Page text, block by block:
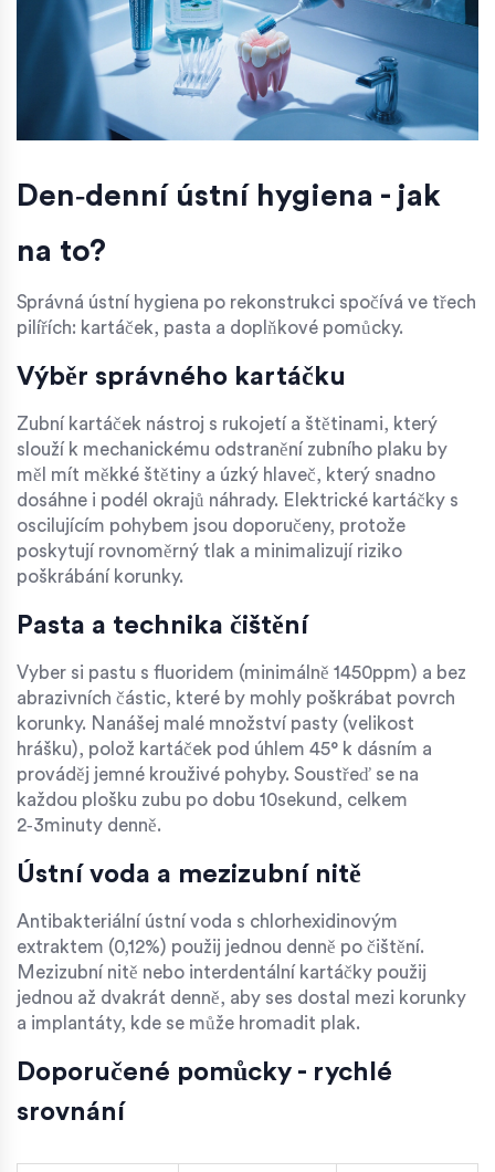
Den‑denní ústní hygiena - jak
na to?
Správná ústní hygiena po rekonstrukci spočívá ve třech
pilířích: kartáček, pasta a doplňkové pomůcky.
Výběr správného kartáčku
Zubní kartáček nástroj s rukojetí a štětinami, který
slouží k mechanickému odstranění zubního plaku by
měl mít měkké štětiny a úzký hlaveč, který snadno
dosáhne i podél okrajů náhrady. Elektrické kartáčky s
oscilujícím pohybem jsou doporučeny, protože
poskytují rovnoměrný tlak a minimalizují riziko
poškrábání korunky.
Pasta a technika čištění
Vyber si pastu s fluoridem (minimálně 1450ppm) a bez
abrazivních částic, které by mohly poškrábat povrch
korunky. Nanášej malé množství pasty (velikost
hrášku), polož kartáček pod úhlem 45° k dásním a
prováděj jemné krouživé pohyby. Soustřeď se na
každou plošku zubu po dobu 10sekund, celkem
2‑3minuty denně.
Ústní voda a mezizubní nitě
Antibakteriální ústní voda s chlorhexidinovým
extraktem (0,12%) použij jednou denně po čištění.
Mezizubní nitě nebo interdentální kartáčky použij
jednou až dvakrát denně, aby ses dostal mezi korunky
a implantáty, kde se může hromadit plak.
Doporučené pomůcky - rychlé
srovnání